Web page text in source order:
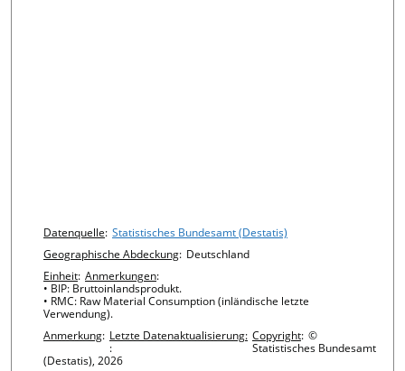
Chart details
Datenquelle: Statistisches Bundesamt (Destatis)
Geographische Abdeckung: Deutschland
Einheit: Anmerkungen:
• BIP: Bruttoinlandsprodukt.
• RMC: Raw Material Consumption (inländische letzte
Verwendung).
Anmerkung: Letzte Datenaktualisierung:
:
Copyright: ©
Statistisches Bundesamt
(Destatis), 2026